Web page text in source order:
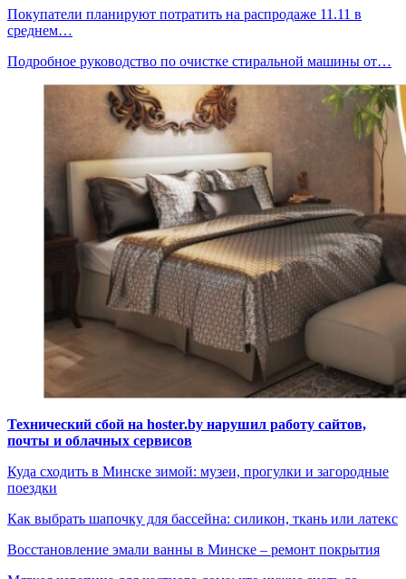
Покупатели планируют потратить на распродаже 11.11 в
среднем…
Подробное руководство по очистке стиральной машины от…
Технический сбой на hoster.by нарушил работу сайтов,
почты и облачных сервисов
Куда сходить в Минске зимой: музеи, прогулки и загородные
поездки
Как выбрать шапочку для бассейна: силикон, ткань или латекс
Восстановление эмали ванны в Минске – ремонт покрытия